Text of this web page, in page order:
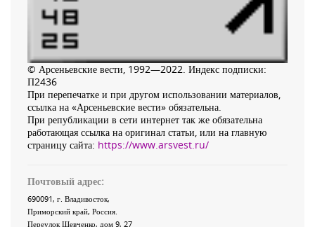
© Арсеньевские вести, 1992—2022. Индекс подписки:
П2436
При перепечатке и при другом использовании материалов,
ссылка на «Арсеньевские вести» обязательна.
При републикации в сети интернет так же обязательна
работающая ссылка на оригинал статьи, или на главную
страницу сайта: https://www.arsvest.ru/
Почтовый адрес:
690091, г. Владивосток,
Приморский край, Россия
Переулок Шевченко, дом 9, 27